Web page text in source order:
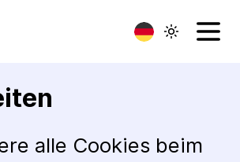
alle Cookies beim